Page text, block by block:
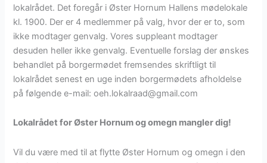
lokalrådet. Det foregår i Øster Hornum Hallens mødelokale
kl. 1900. Der er 4 medlemmer på valg, hvor der er to, som
ikke modtager genvalg. Vores suppleant modtager
desuden heller ikke genvalg. Eventuelle forslag der ønskes
behandlet på borgermødet fremsendes skriftligt til
lokalrådet senest en uge inden borgermødets afholdelse
på følgende e-mail: oeh.lokalraad@gmail.com
Lokalrådet for Øster Hornum og omegn mangler dig!
Vil du være med til at flytte Øster Hornum og omegn i den